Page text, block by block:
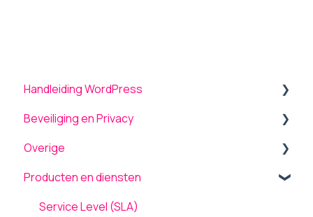
Handleiding WordPress
Algemeen
Menu
Theme settings
Plugins
Beveiliging en Privacy
Beveiliging
Onderhoud en updates
TLS ondersteuning
Overige
Back-up terugplaatsen / herstellen
Tickets
Producten en diensten
Service Level (SLA)